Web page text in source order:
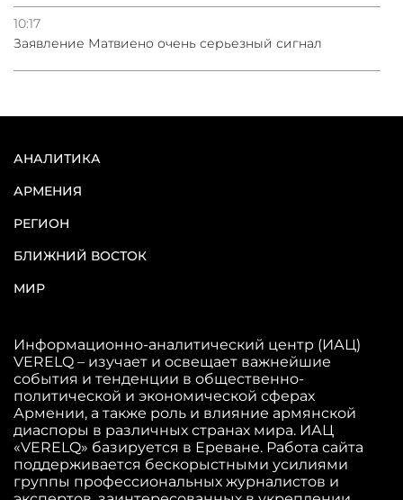
10:17
Заявление Матвиено очень серьезный сигнал
АНАЛИТИКА
АРМЕНИЯ
РЕГИОН
БЛИЖНИЙ ВОСТОК
МИР
Информационно-аналитический центр (ИАЦ)
VERELQ – изучает и освещает важнейшие
события и тенденции в общественно-
политической и экономической сферах
Армении, а также роль и влияние армянской
диаспоры в различных странах мира. ИАЦ
«VERELQ» базируется в Ереване. Работа сайта
поддерживается бескорыстными усилиями
группы профессиональных журналистов и